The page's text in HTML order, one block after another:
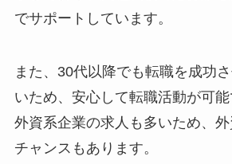
でサポートしています。
また、30代以降でも転職を成功
いため、安心して転職活動が可能
外資系企業の求人も多いため、外
チャンスもあります。